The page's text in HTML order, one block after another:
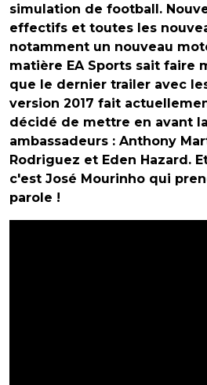
simulation de football.
effectifs et toutes les
notamment un nouveau
matière EA Sports sait faire
que le dernier trailer avec
version 2017 fait
décidé de mettre en avant
ambassadeurs : Anthony
Rodriguez et Eden Hazard.
c'est José Mourinho qui
parole !